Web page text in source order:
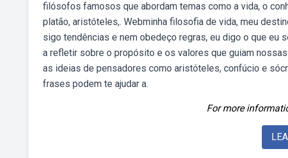
filósofos famosos que abordam temas como a vida, o
platão, aristóteles,. Webminha filosofia de vida, meu
sigo tendências e nem obedeço regras, eu digo o que eu
a refletir sobre o propósito e os valores que guiam
as ideias de pensadores como aristóteles, confúcio e
frases podem te ajudar a.
For more